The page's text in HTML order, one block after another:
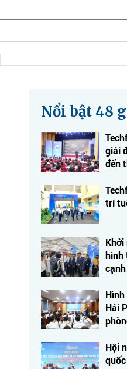
Nổi bật 48
giải
đến
trí
hình
Hải
Hội